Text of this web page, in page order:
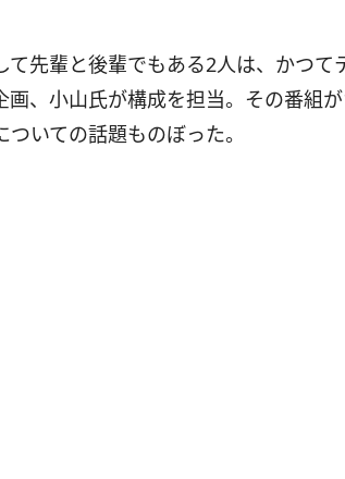
て先輩と後輩でもある2人は、かつて
画、小山氏が構成を担当。その番組
いての話題ものぼった。